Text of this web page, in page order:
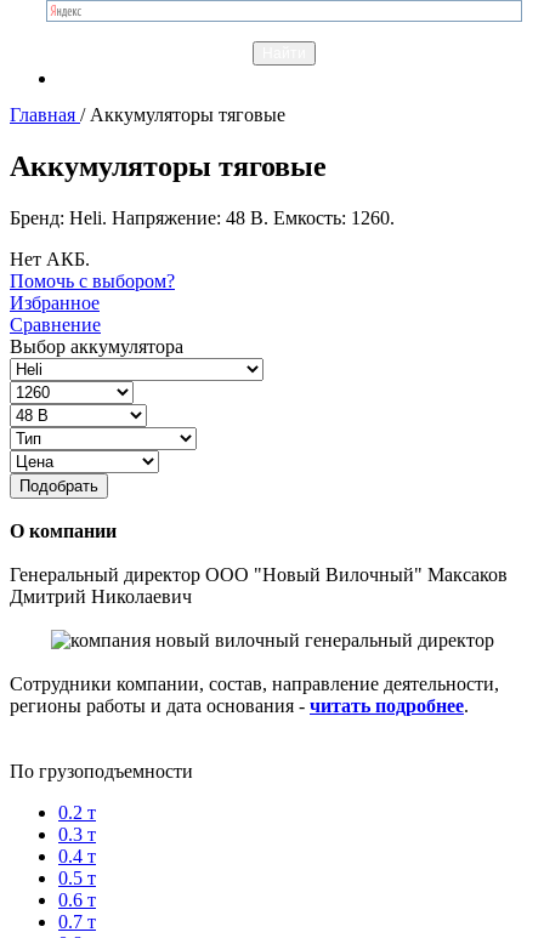
Главная / Аккумуляторы тяговые
Аккумуляторы тяговые
Бренд: Heli. Напряжение: 48 В. Емкость: 1260.
Нет АКБ.
Помочь с выбором?
Избранное
Сравнение
Выбор аккумулятора
Подобрать
О компании
Генеральный директор ООО "Новый Вилочный" Максаков
Дмитрий Николаевич
Сотрудники компании, состав, направление деятельности,
регионы работы и дата основания - читать подробнее.
По грузоподъемности
0.2 т
0.3 т
0.4 т
0.5 т
0.6 т
0.7 т